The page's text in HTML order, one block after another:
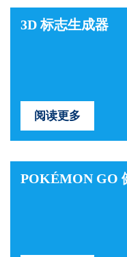
3D 标志生成器
阅读更多
POKÉMON GO